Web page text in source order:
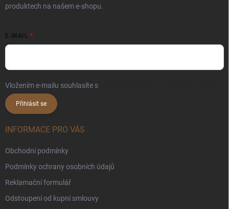
produktech na našem e-shopu.
E-MAIL
Vložením e-mailu souhlasíte s
Přihlásit se
INFORMACE PRO VÁS
Obchodní podmínky
Podmínky ochrany osobních údajů
Reklamační formulář
Odstoupení od kupní smlouvy